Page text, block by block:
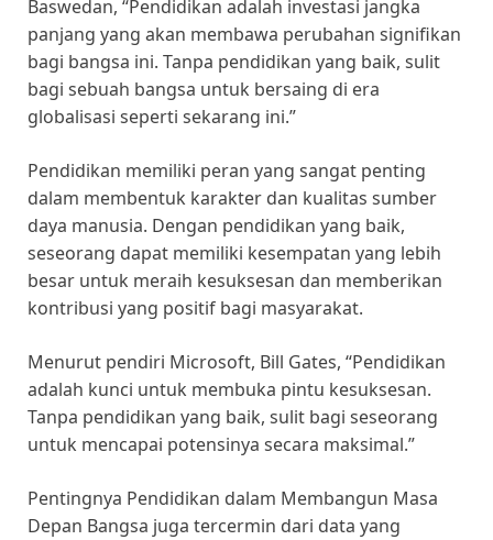
Baswedan, “Pendidikan adalah investasi jangka
panjang yang akan membawa perubahan signifikan
bagi bangsa ini. Tanpa pendidikan yang baik, sulit
bagi sebuah bangsa untuk bersaing di era
globalisasi seperti sekarang ini.”
Pendidikan memiliki peran yang sangat penting
dalam membentuk karakter dan kualitas sumber
daya manusia. Dengan pendidikan yang baik,
seseorang dapat memiliki kesempatan yang lebih
besar untuk meraih kesuksesan dan memberikan
kontribusi yang positif bagi masyarakat.
Menurut pendiri Microsoft, Bill Gates, “Pendidikan
adalah kunci untuk membuka pintu kesuksesan.
Tanpa pendidikan yang baik, sulit bagi seseorang
untuk mencapai potensinya secara maksimal.”
Pentingnya Pendidikan dalam Membangun Masa
Depan Bangsa juga tercermin dari data yang